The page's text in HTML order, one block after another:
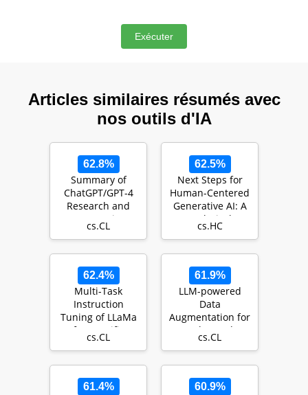
Articles similaires résumés avec
nos outils d'IA
62.8%
Summary of
ChatGPT/GPT-4
Research and
Perspective
Towards the
cs.CL
62.5%
Next Steps for
Human-Centered
Generative AI: A
Technical
Perspective
cs.HC
62.4%
Multi-Task
Instruction
Tuning of LLaMa
for Specific
Scenarios: A
cs.CL
61.9%
LLM-powered
Data
Augmentation for
Enhanced
Crosslingual
cs.CL
61.4% 60.9%